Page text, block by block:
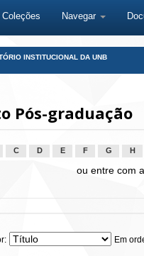
Navegar
INSTITUCIONAL DA UNB
Pós-graduação
C D E F G H
ou entre com
Em